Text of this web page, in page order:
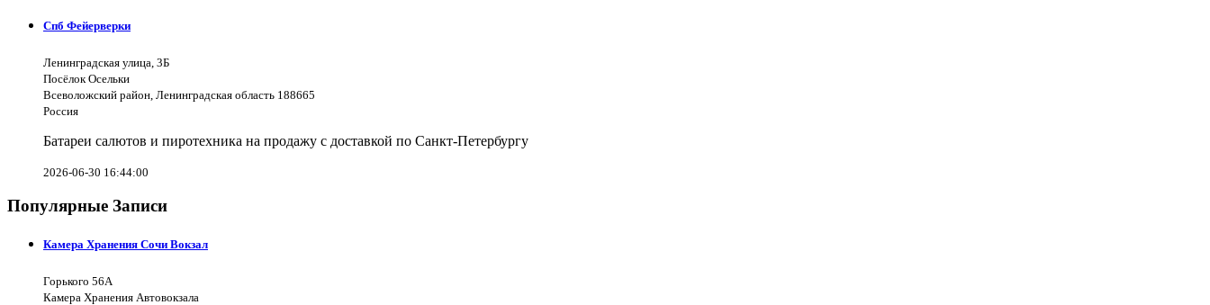
Спб Фейерверки
Ленинградская улица, 3Б
Посёлок Осельки
Всеволожский район, Ленинградская область 188665
Россия
Батареи салютов и пиротехника на продажу с доставкой по Санкт-Петербургу
2026-06-30 16:44:00
Популярные Записи
Камера Хранения Сочи Вокзал
Горького 56А
Камера Хранения Автовокзала